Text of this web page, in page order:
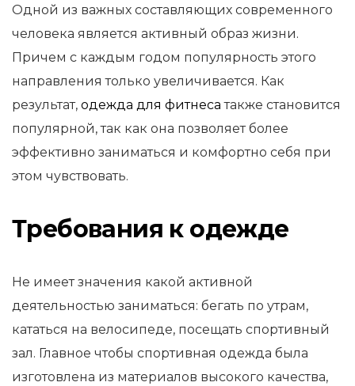
Одной из важных составляющих современного
человека является активный образ жизни.
Причем с каждым годом популярность этого
направления только увеличивается. Как
результат, одежда для фитнеса также становится
популярной, так как она позволяет более
эффективно заниматься и комфортно себя при
этом чувствовать.
Требования к одежде
Не имеет значения какой активной
деятельностью заниматься: бегать по утрам,
кататься на велосипеде, посещать спортивный
зал. Главное чтобы спортивная одежда была
изготовлена из материалов высокого качества,